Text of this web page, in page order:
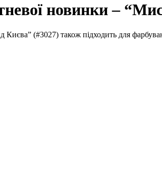
новинки –
(#3027) також підходить для